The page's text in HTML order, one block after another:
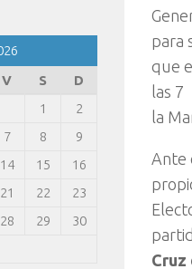
para
que
las 7
la
Ante
Cruz
V S
D
1
2
7 8
9
14 15
16
21 22
23
28 29
30